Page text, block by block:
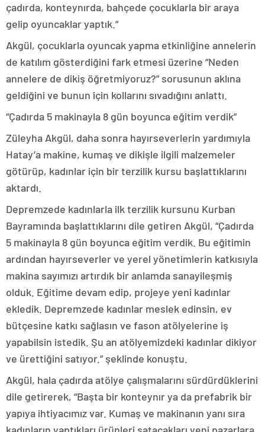
çadırda, konteynırda, bahçede çocuklarla bir araya
gelip oyuncaklar yaptık.”
Akgül, çocuklarla oyuncak yapma etkinliğine annelerin
de katılım gösterdiğini fark etmesi üzerine “Neden
annelere de dikiş öğretmiyoruz?” sorusunun aklına
geldiğini ve bunun için kollarını sıvadığını anlattı.
“Çadırda 5 makinayla 8 gün boyunca eğitim verdik”
Züleyha Akgül, daha sonra hayırseverlerin yardımıyla
Hatay’a makine, kumaş ve dikişle ilgili malzemeler
götürüp, kadınlar için bir terzilik kursu başlattıklarını
aktardı.
Depremzede kadınlarla ilk terzilik kursunu Kurban
Bayramında başlattıklarını dile getiren Akgül, “Çadırda
5 makinayla 8 gün boyunca eğitim verdik. Bu eğitimin
ardından hayırseverler ve yerel yönetimlerin katkısıyla
makina sayımızı artırdık bir anlamda sanayileşmiş
olduk. Eğitime devam edip, projeye yeni kadınlar
ekledik. Depremzede kadınlar meslek edinsin, ev
bütçesine katkı sağlasın ve fason atölyelerine iş
yapabilsin istedik. Şu an atölyemizdeki kadınlar dikiyor
ve ürettiğini satıyor.” şeklinde konuştu.
Akgül, hala çadırda atölye çalışmalarını sürdürdüklerini
dile getirerek, “Başta bir konteynır ya da prefabrik bir
yapıya ihtiyacımız var. Kumaş ve makinanın yanı sıra